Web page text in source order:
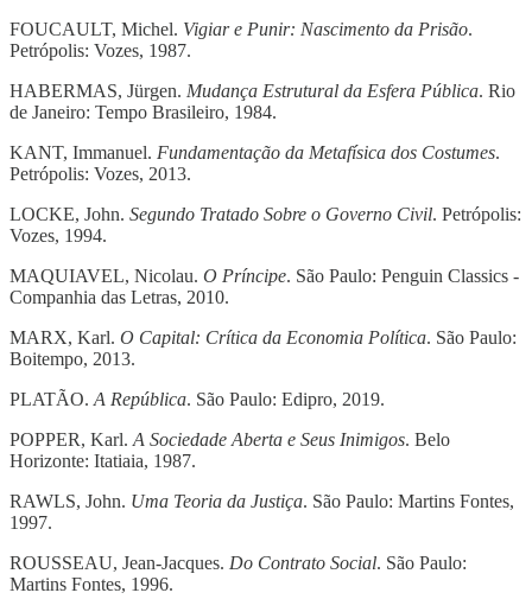
FOUCAULT, Michel. Vigiar e Punir: Nascimento da Prisão.
Petrópolis: Vozes, 1987.
HABERMAS, Jürgen. Mudança Estrutural da Esfera Pública. Rio
de Janeiro: Tempo Brasileiro, 1984.
KANT, Immanuel. Fundamentação da Metafísica dos Costumes.
Petrópolis: Vozes, 2013.
LOCKE, John. Segundo Tratado Sobre o Governo Civil. Petrópolis:
Vozes, 1994.
MAQUIAVEL, Nicolau. O Príncipe. São Paulo: Penguin Classics -
Companhia das Letras, 2010.
MARX, Karl. O Capital: Crítica da Economia Política. São Paulo:
Boitempo, 2013.
PLATÃO. A República. São Paulo: Edipro, 2019.
POPPER, Karl. A Sociedade Aberta e Seus Inimigos. Belo
Horizonte: Itatiaia, 1987.
RAWLS, John. Uma Teoria da Justiça. São Paulo: Martins Fontes,
1997.
ROUSSEAU, Jean-Jacques. Do Contrato Social. São Paulo:
Martins Fontes, 1996.